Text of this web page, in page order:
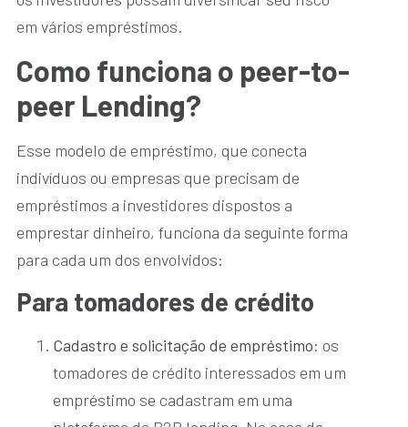
em vários empréstimos.
Como funciona o peer-to-
peer Lending?
Esse modelo de empréstimo, que conecta
indivíduos ou empresas que precisam de
empréstimos a investidores dispostos a
emprestar dinheiro, funciona da seguinte forma
para cada um dos envolvidos:
Para tomadores de crédito
Cadastro e solicitação de empréstimo: os
tomadores de crédito interessados em um
empréstimo se cadastram em uma